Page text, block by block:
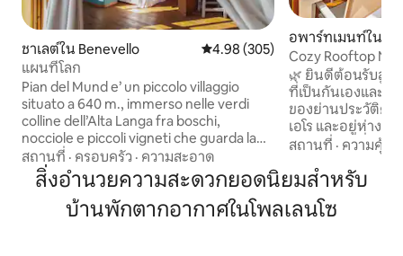
ชาเลต์ใน Benevello คะแนนเฉลี่ย 4.98 จาก 5, 305 รีวิว
4.98 (305)
แผนที่โลก
Pian del Mund e’ un piccolo villaggio
situato a 640 m., immerso nelle verdi
colline dell’Alta Langa fra boschi,
nocciole e piccoli vigneti che guarda la
catena delle Alpi in cui domina il Monviso.
Da qui potrete partire per fare
escursioni a piedi o in bici lungo uno dei
tratti dell’antica Via del Sale che corre sul
crinale ai fianchi dell’agricampeggio da
สถานที่ · ครอบครัว · ความสะอาด
อพาร์ทเมนท์ใน Bra
Cozy Rooftop Nest
ลังเก
🌿 ยินดีต้อนรับสู่
ที่เป็นกันเองและอ
ของย่านประวัติศาส
เอโร และอยู่ห่างจา
พาร์ทเมนท์ที่มีเสน่
สัมผัสประสบการ
แท้จริงท่ามกลาง
วัฒนธรรม อาหารและไวน์ ระ
สถานที่ · ความคุ้ม
สิ่งอำนวยความสะดวกยอดนิยมสำหรับ
บ้านพักตากอากาศในโพลเลนโซ